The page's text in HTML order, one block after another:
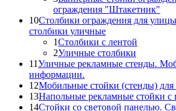
ограждения "Штакетник"
10Столбики ограждения для
столбики уличные
1Столбики с лентой
2Уличные столбики
11Уличные рекламные стенды.
информации.
12Мобильные стойки (стенды) для
13Напольные рекламные стойки с
14Стойки со световой панелью.